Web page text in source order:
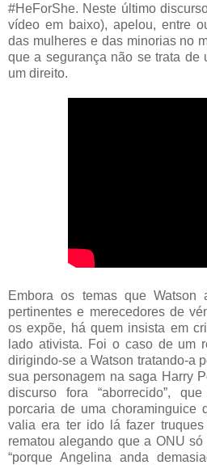
#HeForShe. Neste último
vídeo em baixo), apelou, entre
das mulheres e das minorias no
que a segurança não se trata de
um direito.
Embora os temas que Watson
pertinentes e merecedores de
os expõe, há quem insista em
lado ativista. Foi o caso de um
dirigindo-se a Watson tratando-a
sua personagem na saga Harry
discurso fora “aborrecido”,
porcaria de uma choraminguice
valia era ter ido lá fazer
rematou alegando que a ONU
“porque Angelina anda